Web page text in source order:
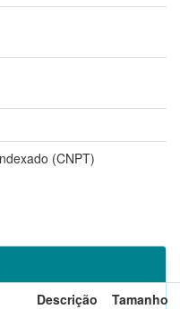
(CNPT)
Descrição
Tamanho